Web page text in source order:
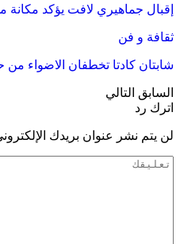
إقبال جماهيري لافت يؤكد مكانة
ثقافة و فن
شابتان كادتا تخطفان الاضواء من
السابق التالي
اترك رد
لن يتم نشر عنوان بريدك